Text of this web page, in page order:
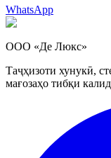
WhatsApp
ООО «Де Люкс»
Таҷҳизоти хунукӣ,
мағозаҳо тибқи